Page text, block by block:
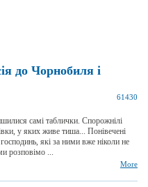
до Чорнобиля і
61430
самі таблички. Спорожнілі
у яких живе тиша... Понівечені
які за ними вже ніколи не
розповімо ...
More